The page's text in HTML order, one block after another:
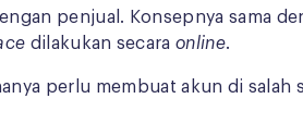
penjual. Konsepnya sama
dilakukan secaraonline.
perlu membuat akun di salah